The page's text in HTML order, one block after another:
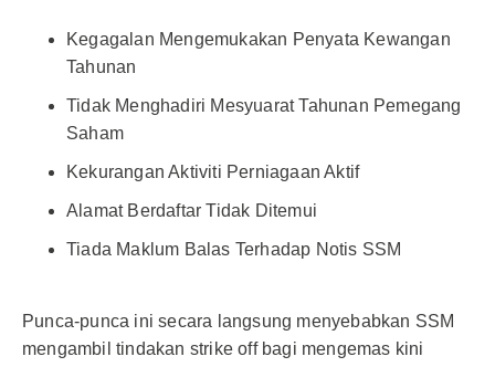
Kegagalan Mengemukakan Penyata Kewangan
Tahunan
Tidak Menghadiri Mesyuarat Tahunan Pemegang
Saham
Kekurangan Aktiviti Perniagaan Aktif
Alamat Berdaftar Tidak Ditemui
Tiada Maklum Balas Terhadap Notis SSM
Punca-punca ini secara langsung menyebabkan SSM
mengambil tindakan strike off bagi mengemas kini